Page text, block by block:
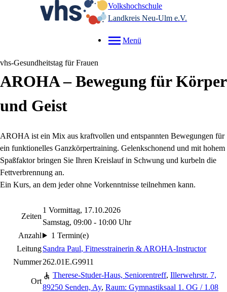
Volkshochschule
Landkreis Neu-Ulm e.V.
Menü
vhs-Gesundheitstag für Frauen
AROHA – Bewegung für Körper
und Geist
AROHA ist ein Mix aus kraftvollen und entspannten Bewegungen für
ein funktionelles Ganzkörpertraining. Gelenkschonend und mit hohem
Spaßfaktor bringen Sie Ihren Kreislauf in Schwung und kurbeln die
Fettverbrennung an.
Ein Kurs, an dem jeder ohne Vorkenntnisse teilnehmen kann.
Zeiten
1 Vormittag, 17.10.2026
Samstag, 09:00 - 10:00 Uhr
Anzahl
1 Termin(e)
LeitungSandra Paul, Fitnesstrainerin & AROHA-Instructor
Nummer262.01E.G9911
Ort
Therese-Studer-Haus, Seniorentreff, Illerwehrstr. 7,
89250 Senden, Ay, Raum: Gymnastiksaal 1. OG / 1.08